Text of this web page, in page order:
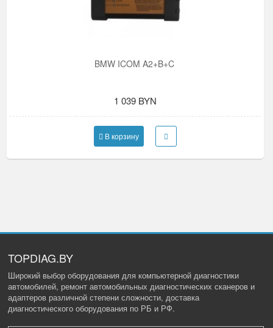
BMW ICOM A2+B+C
1 039 BYN
В корзину
TOPDIAG.BY
Широкий выбор оборудования для компьютерной диагностики
автомобилей, ремонт автомобильных диагностических сканеров и
адаптеров различной степени сложности, доставка
диагностического оборудования по РБ и РФ.